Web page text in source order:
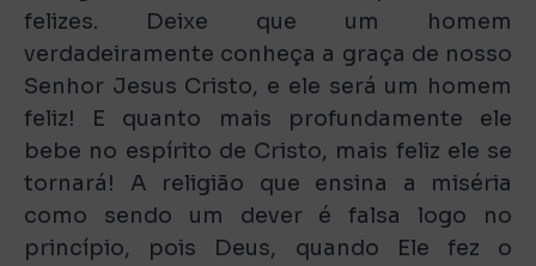
felizes. Deixe que um homem
verdadeiramente conheça a graça de nosso
Senhor Jesus Cristo, e ele será um homem
feliz! E quanto mais profundamente ele
bebe no espírito de Cristo, mais feliz ele se
tornará! A religião que ensina a miséria
como sendo um dever é falsa logo no
princípio, pois Deus, quando Ele fez o